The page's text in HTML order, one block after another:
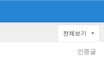
전체보기
인증글